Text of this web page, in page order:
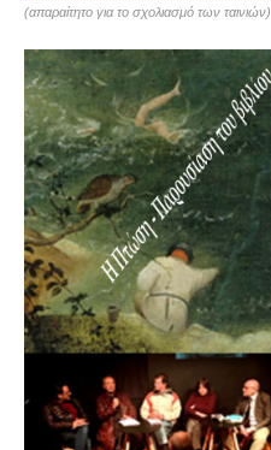
(απαραίτητο για το σχολιασμό των ταινιών)